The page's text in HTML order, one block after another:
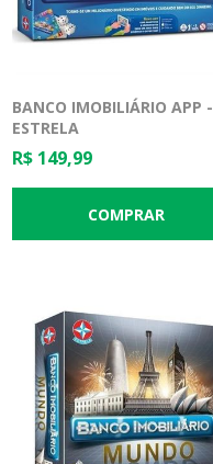
BANCO IMOBILIÁRIO APP -
ESTRELA
R$ 149,99